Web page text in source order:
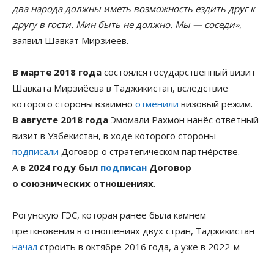
два народа должны иметь возможность ездить друг к
другу в гости. Мин быть не должно. Мы — соседи», —
заявил Шавкат Мирзиёев.
В марте 2018 года состоялся государственный визит
Шавката Мирзиёева в Таджикистан, вследствие
которого стороны взаимно отменили визовый режим.
В августе 2018 года Эмомали Рахмон нанёс ответный
визит в Узбекистан, в ходе которого стороны
подписали Договор о стратегическом партнёрстве.
А в 2024 году был подписан Договор
о союзнических отношениях.
Рогунскую ГЭС, которая ранее была камнем
преткновения в отношениях двух стран, Таджикистан
начал строить в октябре 2016 года, а уже в 2022-м